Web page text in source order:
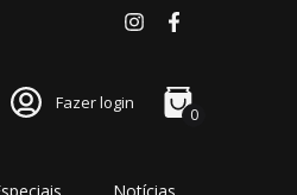
Fazer login
0